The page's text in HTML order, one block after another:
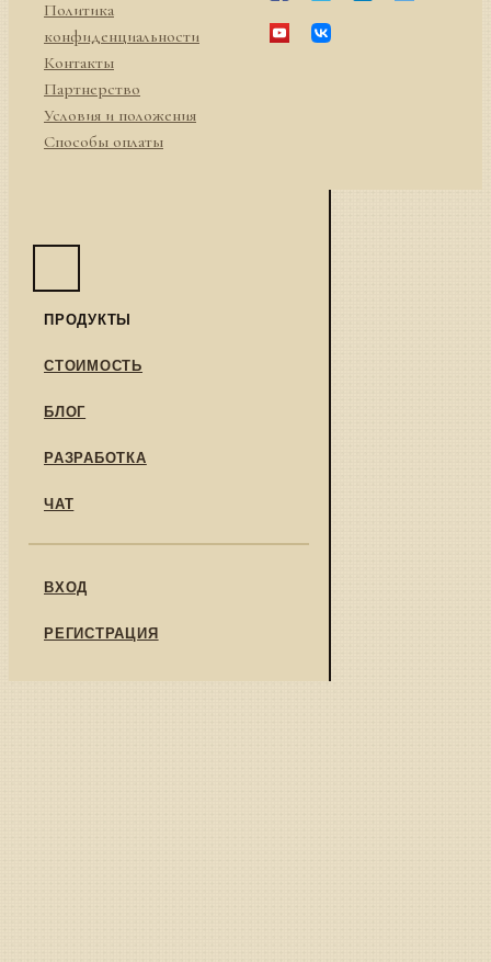
Политика
конфиденциальности
Контакты
Партнерство
Условия и положения
Способы оплаты
ПРОДУКТЫ
СТОИМОСТЬ
БЛОГ
РАЗРАБОТКА
ЧАТ
ВХОД
РЕГИСТРАЦИЯ